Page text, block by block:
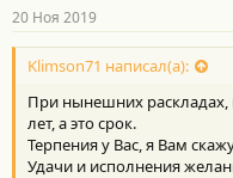
о
с
т
:
20 Ноя 2019
Klimson71 написал(а):
При нынешних раскладах,
лет, а это срок.
Терпения у Вас, я Вам
Удачи и исполнения